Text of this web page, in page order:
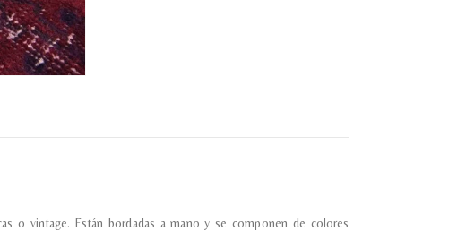
o vintage. Están bordadas a mano y se componen de colores